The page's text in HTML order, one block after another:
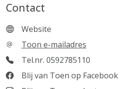
Contact
Website
Toon e-mailadres
Tel.nr. 0592785110
Blij van Toen op Facebook